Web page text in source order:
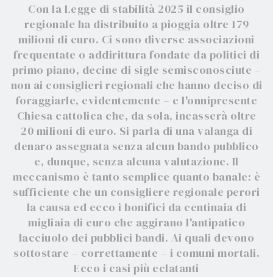
Con la Legge di stabilità 2025 il consiglio
regionale ha distribuito a pioggia oltre 179
milioni di euro. Ci sono diverse associazioni
frequentate o addirittura fondate da politici di
primo piano, decine di sigle semisconosciute –
non ai consiglieri regionali che hanno deciso di
foraggiarle, evidentemente – e l'onnipresente
Chiesa cattolica che, da sola, incasserà oltre
20 milioni di euro. Si parla di una valanga di
denaro assegnata senza alcun bando pubblico
e, dunque, senza alcuna valutazione. Il
meccanismo è tanto semplice quanto banale: è
sufficiente che un consigliere regionale perori
la causa ed ecco i bonifici da centinaia di
migliaia di euro che aggirano l'antipatico
lacciuolo dei pubblici bandi. Ai quali devono
sottostare – correttamente – i comuni mortali.
Ecco i casi più eclatanti